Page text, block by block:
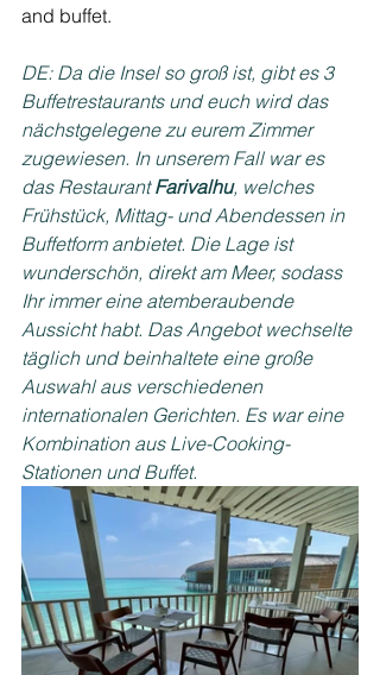
and buffet.
DE: Da die Insel so groß ist, gibt es 3
Buffetrestaurants und euch wird das
nächstgelegene zu eurem Zimmer
zugewiesen. In unserem Fall war es
das Restaurant Farivalhu, welches
Frühstück, Mittag- und Abendessen in
Buffetform anbietet. Die Lage ist
wunderschön, direkt am Meer, sodass
Ihr immer eine atemberaubende
Aussicht habt. Das Angebot wechselte
täglich und beinhaltete eine große
Auswahl aus verschiedenen
internationalen Gerichten. Es war eine
Kombination aus Live-Cooking-
Stationen und Buffet.